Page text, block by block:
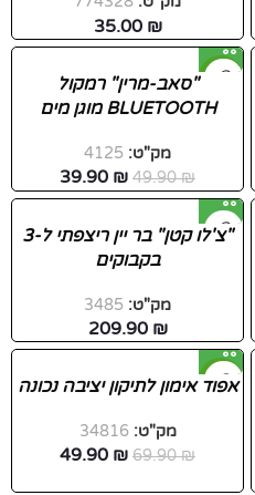
35.00 ₪
"סאב-מרין" רמקול
BLUETOOTH מוגן מים
מק"ט: 4125
49.90₪
39.90 ₪
"צ'לו קטן" בר יין ריצפתי ל-3
בקבוקים
מק"ט: 3485
209.90 ₪
-29%
אפוד אימון לתיקון יציבה נכונה
מק"ט:34816
69.90₪
49.90 ₪